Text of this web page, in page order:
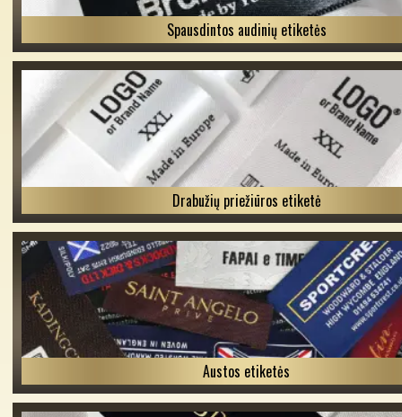
Spausdintos audinių etiketės
Drabužių priežiūros etiketė
Austos etiketės